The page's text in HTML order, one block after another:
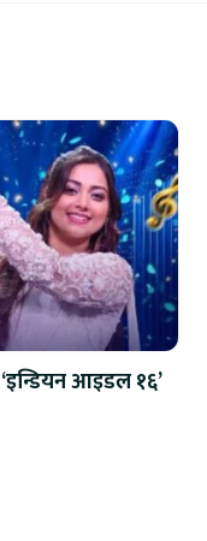
‘इन्डियन आइडल १६’